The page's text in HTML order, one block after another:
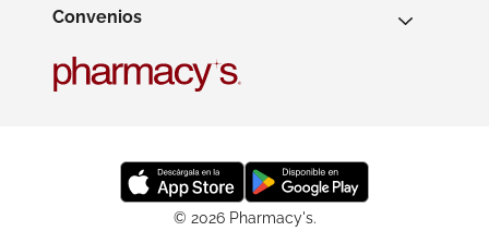
Convenios
© 2026 Pharmacy's.